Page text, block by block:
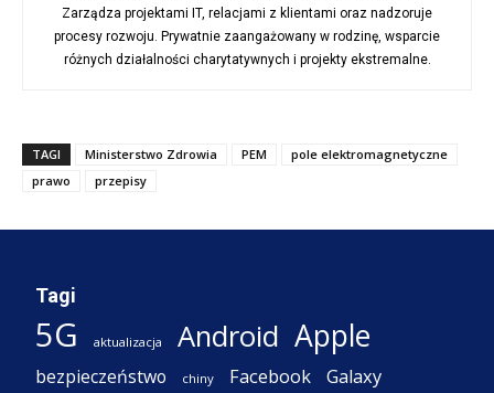
Zarządza projektami IT, relacjami z klientami oraz nadzoruje
procesy rozwoju. Prywatnie zaangażowany w rodzinę, wsparcie
różnych działalności charytatywnych i projekty ekstremalne.
TAGI Ministerstwo Zdrowia PEM
pole elektromagnetyczne
prawo
przepisy
Tagi
5G aktualizacja Android Apple
bezpieczeństwo chiny Facebook Galaxy